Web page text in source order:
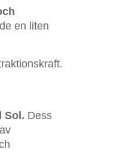
en liten
Sol. Dess